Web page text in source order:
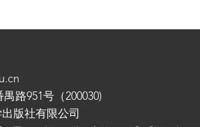
路951号（200030)
版社有限公司